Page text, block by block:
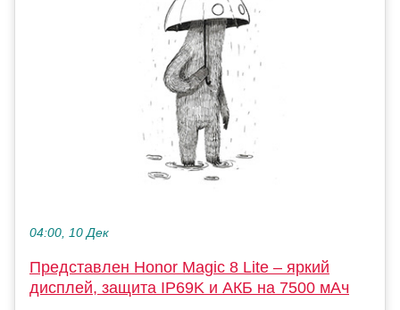
04:00, 10 Дек
Представлен Honor Magic 8 Lite – яркий
дисплей, защита IP69K и АКБ на 7500 мАч